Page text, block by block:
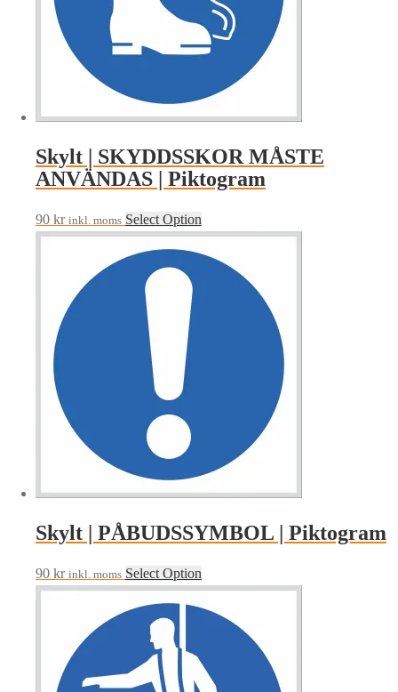
Skylt | SKYDDSSKOR MÅSTE
ANVÄNDAS | Piktogram
90 kr inkl. moms Select Option
Skylt | PÅBUDSSYMBOL | Piktogram
90 kr inkl. moms Select Option